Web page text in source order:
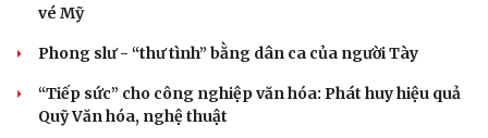
Văn hóa
Sân khấu - Điện ảnh
Âm nhạc
Di sản
Nghệ sĩ
Sao Việt
vé Mỹ
Phong slư - “thư tình” bằng dân ca của người Tày
“Tiếp sức” cho công nghiệp văn hóa: Phát huy hiệu quả
Quỹ Văn hóa, nghệ thuật